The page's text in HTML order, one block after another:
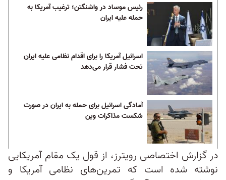
رئیس موساد در واشنگتن؛ ترغیب آمریکا به
حمله علیه ایران
اسرائیل آمریکا را برای اقدام نظامی علیه ایران
تحت فشار قرار می‌دهد
‌آمادگی اسرائیل برای حمله به ایران در صورت
شکست مذاکرات وین
در گزارش اختصاصی رویترز، از قول یک مقام آمریکایی
نوشته شده است که تمرین‌های نظامی آمریکا و